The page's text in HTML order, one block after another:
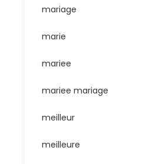
mariage
marie
mariee
mariee mariage
meilleur
meilleure